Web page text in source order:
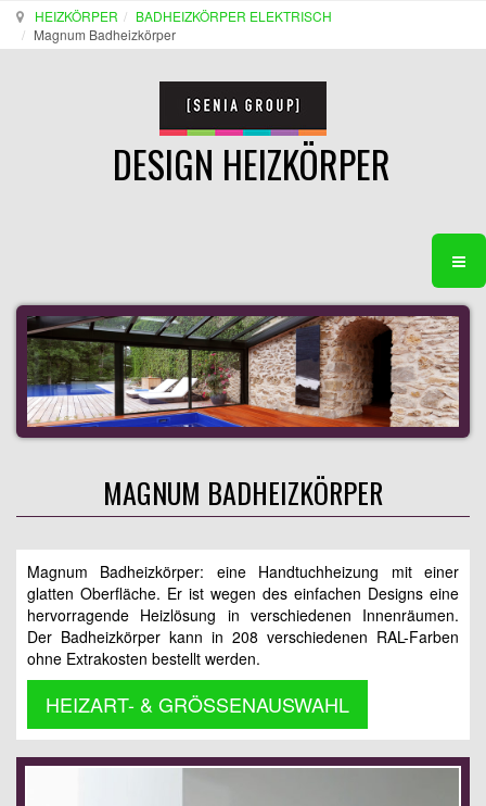
HEIZKÖRPER
BADHEIZKÖRPER ELEKTRISCH
Magnum Badheizkörper
DESIGN HEIZKÖRPER
MAGNUM BADHEIZKÖRPER
Magnum Badheizkörper: eine Handtuchheizung mit einer
glatten Oberfläche. Er ist wegen des einfachen Designs eine
hervorragende Heizlösung in verschiedenen Innenräumen.
Der Badheizkörper kann in 208 verschiedenen RAL-Farben
ohne Extrakosten bestellt werden.
HEIZART- & GRÖSSENAUSWAHL